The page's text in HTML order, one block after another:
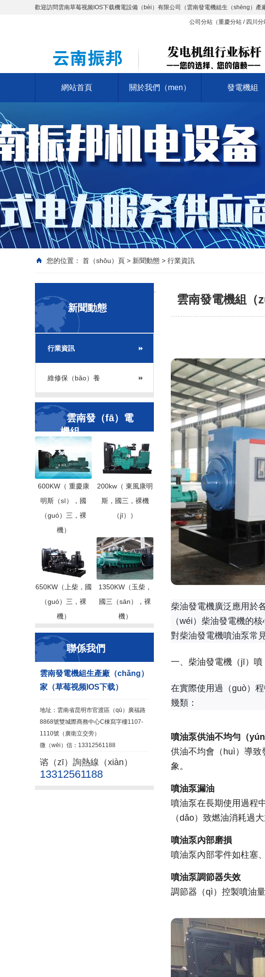
歡迎訪問雲南草莓视频IOS下载機電設備（bèi）有限公司（雲南發電機組生（shēng）產
公司分站（重慶分站 / 四川分
網站首頁 關於我們（men） 發電機組
您的位置： 首（shǒu）頁 > 新聞動態 > 行業資訊
新聞動態
行業資訊
維修保（bǎo）養
雲南發（fā）電
機組
600KW（ 重慶康
明斯（sī），國
（guó）三，裸
機）
200kw（ 東風康明
斯，國三，裸機
（jī））
650KW（上柴，國
（guó）三，裸
機）
1350KW（玉柴，
國三（sān），裸
機）
聯係我們
雲南發電機組生產廠（chǎng）
家（草莓视频IOS下载）
地址：雲南省昆明市官渡區（qū）廣福路
8868號雙城際商務中心C棟寫字樓1107-
1110號（廣衛立交旁）
微（wēi）信：13312561188
谘（zī）詢熱線（xiàn）
13312561188
雲南發電機組（
柴油發電機廣泛應用於
（wéi）柴油發電機的
對柴油發電機噴油泵常
一、柴油發電機（jī）
在實際使用過（guò）
幾類：
噴油泵供油不均勻（yún
供油不均會（huì）導致
象。
噴油泵漏油
噴油泵在長期使用過程
（dǎo）致燃油消耗過
噴油泵內部磨損
噴油泵內部零件如柱塞
噴油泵調節器失效
調節器（qì）控製噴油